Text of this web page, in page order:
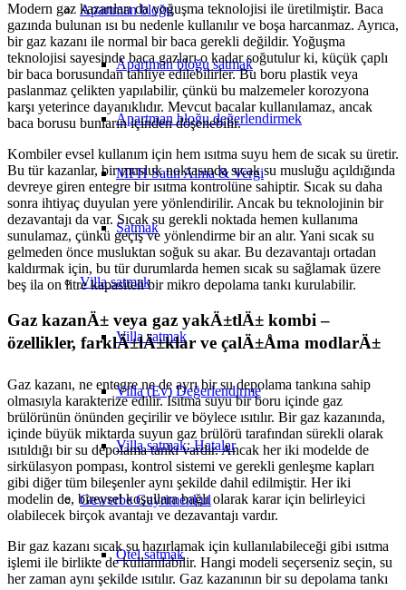
Apartman bloğu
Apartman bloğu satmak
Apartman bloğu değerlendirmek
MFH Satın Alma & Vergi
Satmak
Villasatmak
Villa satmak
Villa (Ev) Değerlendirme
Villa satmak: Hatalar
GewerbeGayrimenkul
Otel satmak
Modern gaz kazanları da yoğuşma teknolojisi ile üretilmiştir. Baca
gazında bulunan ısı bu nedenle kullanılır ve boşa harcanmaz. Ayrıca,
bir gaz kazanı ile normal bir baca gerekli değildir. Yoğuşma
teknolojisi sayesinde baca gazları o kadar soğutulur ki, küçük çaplı
bir baca borusundan tahliye edilebilirler. Bu boru plastik veya
paslanmaz çelikten yapılabilir, çünkü bu malzemeler korozyona
karşı yeterince dayanıklıdır. Mevcut bacalar kullanılamaz, ancak
baca borusu bunların içinden döşenebilir.
Kombiler evsel kullanım için hem ısıtma suyu hem de sıcak su üretir.
Bu tür kazanlar, bir musluk noktasında sıcak su musluğu açıldığında
devreye giren entegre bir ısıtma kontrolüne sahiptir. Sıcak su daha
sonra ihtiyaç duyulan yere yönlendirilir. Ancak bu teknolojinin bir
dezavantajı da var. Sıcak su gerekli noktada hemen kullanıma
sunulamaz, çünkü geçiş ve yönlendirme bir an alır. Yani sıcak su
gelmeden önce musluktan soğuk su akar. Bu dezavantajı ortadan
kaldırmak için, bu tür durumlarda hemen sıcak su sağlamak üzere
beş ila on litre kapasiteli bir mikro depolama tankı kurulabilir.
Gaz kazanÄ± veya gaz yakÄ±tlÄ± kombi –
özellikler, farklÄ±lÄ±klar ve çalÄ±Åma modlarÄ±
Gaz kazanı, ne entegre ne de ayrı bir su depolama tankına sahip
olmasıyla karakterize edilir. Isıtma suyu bir boru içinde gaz
brülörünün önünden geçirilir ve böylece ısıtılır. Bir gaz kazanında,
içinde büyük miktarda suyun gaz brülörü tarafından sürekli olarak
ısıtıldığı bir su depolama tankı vardır. Ancak her iki modelde de
sirkülasyon pompası, kontrol sistemi ve gerekli genleşme kapları
gibi diğer tüm bileşenler aynı şekilde dahil edilmiştir. Her iki
modelin de, bireysel koşullara bağlı olarak karar için belirleyici
olabilecek birçok avantajı ve dezavantajı vardır.
Bir gaz kazanı sıcak su hazırlamak için kullanılabileceği gibi ısıtma
işlemi ile birlikte de kullanılabilir. Hangi modeli seçerseniz seçin, su
her zaman aynı şekilde ısıtılır. Gaz kazanının bir su depolama tankı